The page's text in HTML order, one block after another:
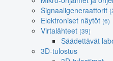
Signaaligeneraattorit
Elektroniset näytöt (6)
Virtalähteet (39)
Säädettävät
3D-tulostus